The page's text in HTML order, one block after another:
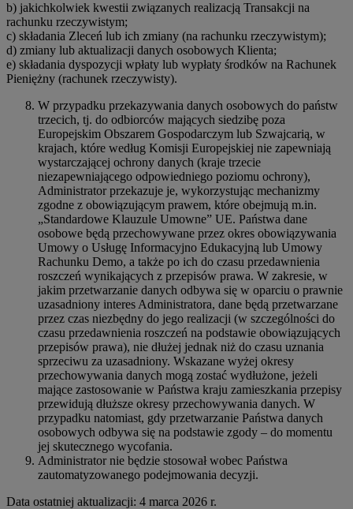
b) jakichkolwiek kwestii związanych realizacją Transakcji na
rachunku rzeczywistym;
c) składania Zleceń lub ich zmiany (na rachunku rzeczywistym);
d) zmiany lub aktualizacji danych osobowych Klienta;
e) składania dyspozycji wpłaty lub wypłaty środków na Rachunek
Pieniężny (rachunek rzeczywisty).
W przypadku przekazywania danych osobowych do państw
trzecich, tj. do odbiorców mających siedzibę poza
Europejskim Obszarem Gospodarczym lub Szwajcarią, w
krajach, które według Komisji Europejskiej nie zapewniają
wystarczającej ochrony danych (kraje trzecie
niezapewniającego odpowiedniego poziomu ochrony),
Administrator przekazuje je, wykorzystując mechanizmy
zgodne z obowiązującym prawem, które obejmują m.in.
„Standardowe Klauzule Umowne” UE. Państwa dane
osobowe będą przechowywane przez okres obowiązywania
Umowy o Usługę Informacyjno Edukacyjną lub Umowy
Rachunku Demo, a także po ich do czasu przedawnienia
roszczeń wynikających z przepisów prawa. W zakresie, w
jakim przetwarzanie danych odbywa się w oparciu o prawnie
uzasadniony interes Administratora, dane będą przetwarzane
przez czas niezbędny do jego realizacji (w szczególności do
czasu przedawnienia roszczeń na podstawie obowiązujących
przepisów prawa), nie dłużej jednak niż do czasu uznania
sprzeciwu za uzasadniony. Wskazane wyżej okresy
przechowywania danych mogą zostać wydłużone, jeżeli
mające zastosowanie w Państwa kraju zamieszkania przepisy
przewidują dłuższe okresy przechowywania danych. W
przypadku natomiast, gdy przetwarzanie Państwa danych
osobowych odbywa się na podstawie zgody – do momentu
jej skutecznego wycofania.
Administrator nie będzie stosował wobec Państwa
zautomatyzowanego podejmowania decyzji.
Data ostatniej aktualizacji: 4 marca 2026 r.